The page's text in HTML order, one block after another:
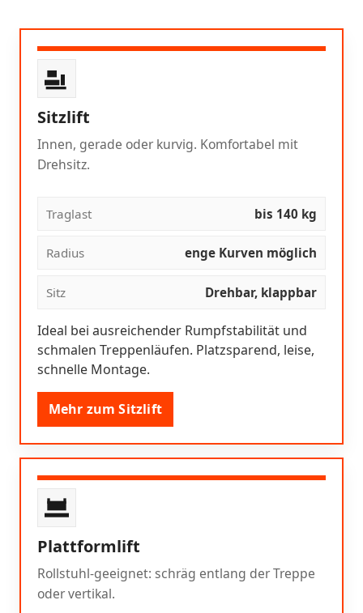
Sitzlift
Innen, gerade oder kurvig. Komfortabel mit
Drehsitz.
Traglast bis 140 kg
Radius enge Kurven möglich
Sitz Drehbar, klappbar
Ideal bei ausreichender Rumpfstabilität und
schmalen Treppenläufen. Platzsparend, leise,
schnelle Montage.
Mehr zum Sitzlift
Plattformlift
Rollstuhl-geeignet: schräg entlang der Treppe
oder vertikal.